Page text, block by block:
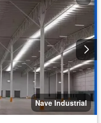
Nave Industrial